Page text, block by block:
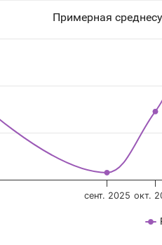
Примерная
сент. 2025 окт.